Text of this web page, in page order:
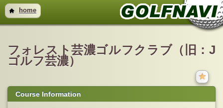
home
フォレスト芸濃ゴルフクラブ（旧：J
ゴルフ芸濃）
Course Information